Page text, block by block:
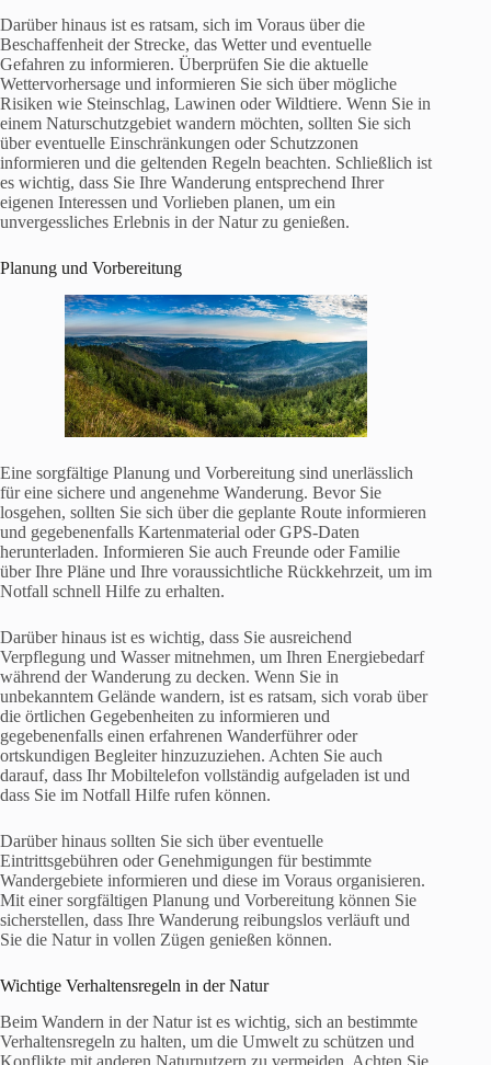
Darüber hinaus ist es ratsam, sich im Voraus über die
Beschaffenheit der Strecke, das Wetter und eventuelle
Gefahren zu informieren. Überprüfen Sie die aktuelle
Wettervorhersage und informieren Sie sich über mögliche
Risiken wie Steinschlag, Lawinen oder Wildtiere. Wenn Sie in
einem Naturschutzgebiet wandern möchten, sollten Sie sich
über eventuelle Einschränkungen oder Schutzzonen
informieren und die geltenden Regeln beachten. Schließlich ist
es wichtig, dass Sie Ihre Wanderung entsprechend Ihrer
eigenen Interessen und Vorlieben planen, um ein
unvergessliches Erlebnis in der Natur zu genießen.
Planung und Vorbereitung
Eine sorgfältige Planung und Vorbereitung sind unerlässlich
für eine sichere und angenehme Wanderung. Bevor Sie
losgehen, sollten Sie sich über die geplante Route informieren
und gegebenenfalls Kartenmaterial oder GPS-Daten
herunterladen. Informieren Sie auch Freunde oder Familie
über Ihre Pläne und Ihre voraussichtliche Rückkehrzeit, um im
Notfall schnell Hilfe zu erhalten.
Darüber hinaus ist es wichtig, dass Sie ausreichend
Verpflegung und Wasser mitnehmen, um Ihren Energiebedarf
während der Wanderung zu decken. Wenn Sie in
unbekanntem Gelände wandern, ist es ratsam, sich vorab über
die örtlichen Gegebenheiten zu informieren und
gegebenenfalls einen erfahrenen Wanderführer oder
ortskundigen Begleiter hinzuzuziehen. Achten Sie auch
darauf, dass Ihr Mobiltelefon vollständig aufgeladen ist und
dass Sie im Notfall Hilfe rufen können.
Darüber hinaus sollten Sie sich über eventuelle
Eintrittsgebühren oder Genehmigungen für bestimmte
Wandergebiete informieren und diese im Voraus organisieren.
Mit einer sorgfältigen Planung und Vorbereitung können Sie
sicherstellen, dass Ihre Wanderung reibungslos verläuft und
Sie die Natur in vollen Zügen genießen können.
Wichtige Verhaltensregeln in der Natur
Beim Wandern in der Natur ist es wichtig, sich an bestimmte
Verhaltensregeln zu halten, um die Umwelt zu schützen und
Konflikte mit anderen Naturnutzern zu vermeiden. Achten Sie